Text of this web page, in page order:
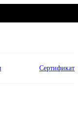
Сертификат